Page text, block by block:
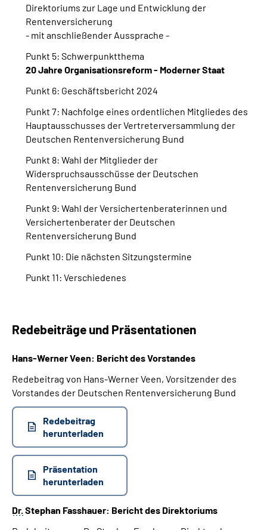
Direktoriums zur Lage und Entwicklung der
Rentenversicherung
- mit anschließender Aussprache -
Punkt 5: Schwerpunktthema
20 Jahre Organisationsreform - Moderner Staat
Punkt 6: Geschäftsbericht 2024
Punkt 7: Nachfolge eines ordentlichen Mitgliedes des
Hauptausschusses der Vertreterversammlung der
Deutschen Rentenversicherung Bund
Punkt 8: Wahl der Mitglieder der
Widerspruchsausschüsse der Deutschen
Rentenversicherung Bund
Punkt 9: Wahl der Versichertenberaterinnen und
Versichertenberater der Deutschen
Rentenversicherung Bund
Punkt 10: Die nächsten Sitzungstermine
Punkt 11: Verschiedenes
Redebeiträge und Präsentationen
Hans-Werner Veen: Bericht des Vorstandes
Redebeitrag von Hans-Werner Veen, Vorsitzender des
Vorstandes der Deutschen Rentenversicherung Bund
Redebeitrag
herunterladen
Präsentation
herunterladen
Dr. Stephan Fasshauer: Bericht des Direktoriums